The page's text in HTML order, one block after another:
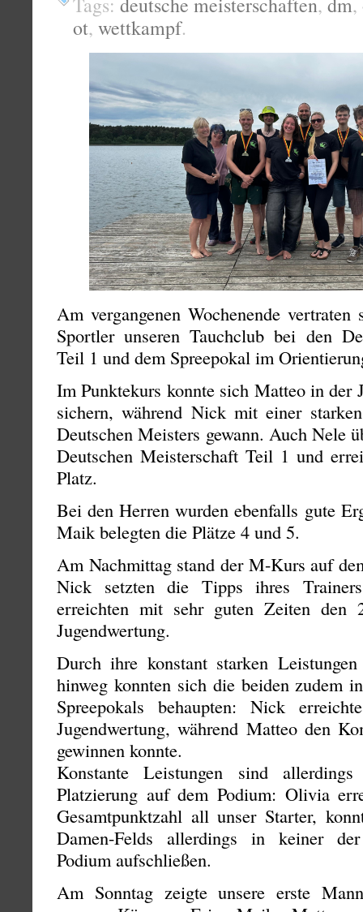
ot, wettkampf.
Am vergangenen Wochenende
Sportler unseren Tauchclub bei den
Teil 1 und dem Spreepokal im
Im Punktekurs konnte sich Matteo in der
sichern, während Nick mit einer
Deutschen Meisters gewann. Auch Nele
Deutschen Meisterschaft Teil 1 und
Platz.
Bei den Herren wurden ebenfalls gute
Maik belegten die Plätze 4 und 5.
Am Nachmittag stand der M-Kurs auf
Nick setzten die Tipps ihres
erreichten mit sehr guten Zeiten
Jugendwertung.
Durch ihre konstant starken
hinweg konnten sich die beiden zudem
Spreepokals behaupten: Nick
Jugendwertung, während Matteo den
gewinnen konnte.
Konstante Leistungen sind
Platzierung auf dem Podium: Olivia
Gesamtpunktzahl all unser Starter,
Damen-Felds allerdings in keiner
Podium aufschließen.
Am Sonntag zeigte unsere erste